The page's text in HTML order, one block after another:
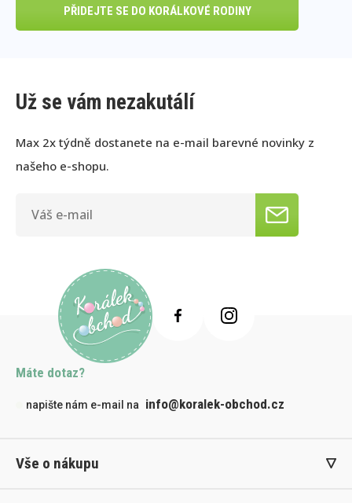
PŘIDEJTE SE DO KORÁLKOVÉ RODINY
Už se vám nezakutálí
Max 2x týdně dostanete na e-mail barevné novinky z
našeho e-shopu.
Máte dotaz?
napište nám e-mail na info@koralek-obchod.cz
Vše o nákupu